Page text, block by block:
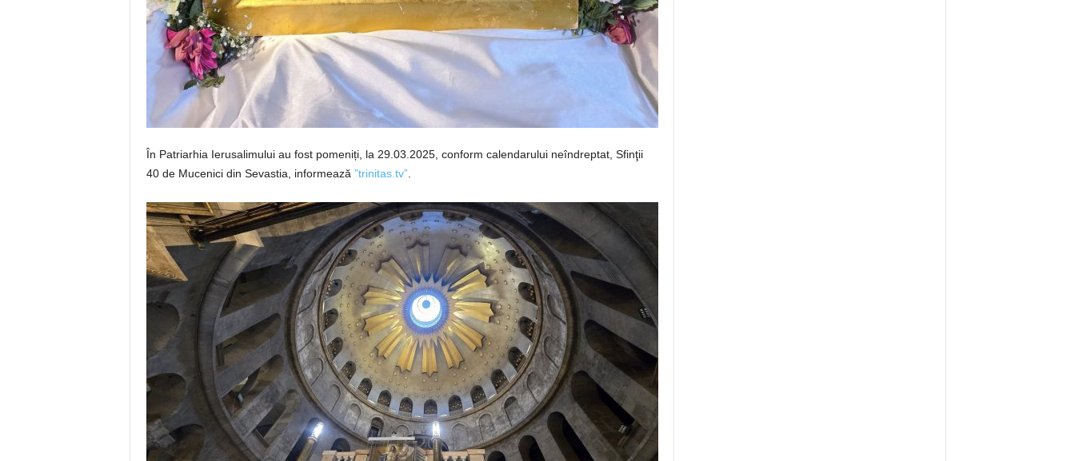
În Patriarhia Ierusalimului au fost pomeniți, la 29.03.2025, conform calendarului neîndreptat, Sfinţii
40 de Mucenici din Sevastia, informează ”trinitas.tv”.